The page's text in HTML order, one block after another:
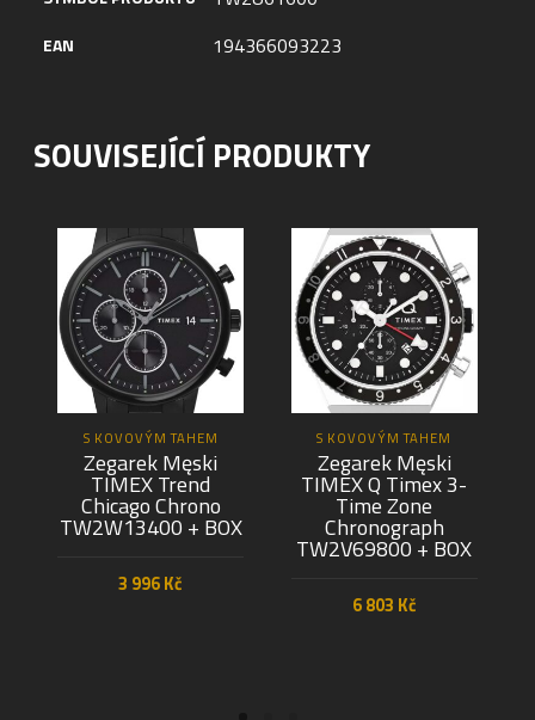
EAN 194366093223
SOUVISEJÍCÍ PRODUKTY
S KOVOVÝM TAHEM
Zegarek Męski
TIMEX Trend
Chicago Chrono
TW2W13400 + BOX
3 996Kč
S KOVOVÝM TAHEM
Zegarek Męski
TIMEX Q Timex 3-
Time Zone
Chronograph
TW2V69800 + BOX
6 803 Kč